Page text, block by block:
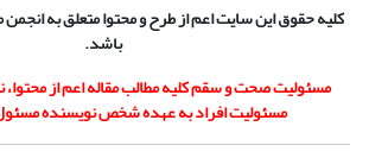
کلیه حقوق این سایت اعم از طرح و محتوا متعلق به
باشد.
مسئولیت صحت و سقم کلیه مطالب مقاله اعم از محتوا،
مسئولیت افراد به عهده شخص نویسنده